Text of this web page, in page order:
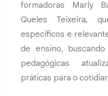
formadoras Marly
Queles Teixeira,
específicos e
de ensino,
pedagógicas
práticas para o